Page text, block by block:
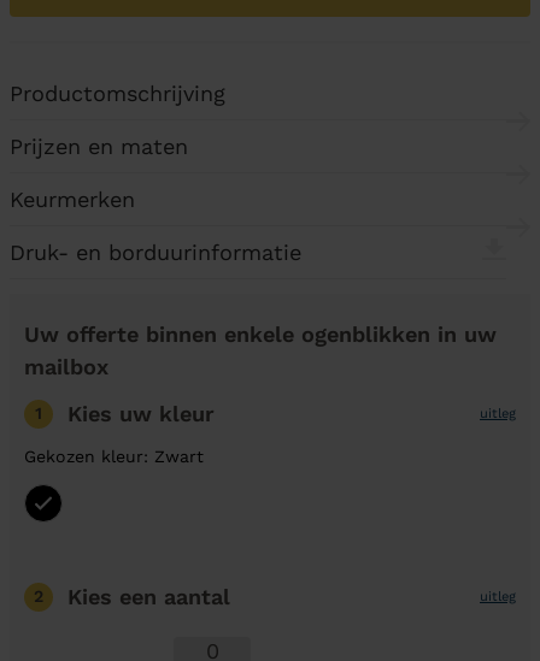
Productomschrijving
Prijzen en maten
Keurmerken
Druk- en borduurinformatie
Uw offerte binnen enkele ogenblikken in uw
mailbox
1 Kies uw kleur uitleg
Gekozen kleur: Zwart
2 Kies een aantal uitleg